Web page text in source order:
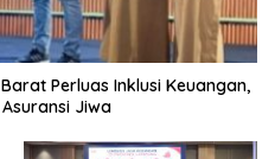
Perluas Inklusi Keuangan,
Jiwa